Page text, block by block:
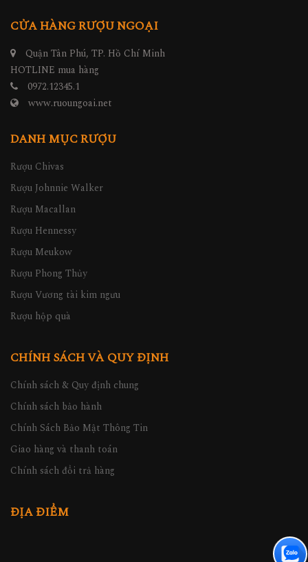
CỬA HÀNG RƯỢU NGOẠI
Quận Tân Phú, TP. Hồ Chí Minh
HOTLINE mua hàng
0972.12345.1
www.ruoungoai.net
DANH MỤC RƯỢU
Rượu Chivas
Rượu Johnnie Walker
Rượu Macallan
Rượu Hennessy
Rượu Meukow
Rượu Phong Thủy
Rượu Vương tài kim ngưu
Rượu hộp quà
CHÍNH SÁCH VÀ QUY ĐỊNH
Chính sách & Quy định chung
Chính sách bảo hành
Chính Sách Bảo Mật Thông Tin
Giao hàng và thanh toán
Chính sách đổi trả hàng
ĐỊA ĐIỂM